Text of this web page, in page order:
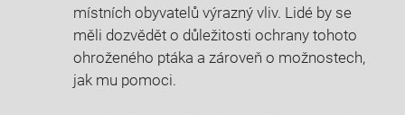
místních obyvatelů výrazný vliv. Lidé by se
měli dozvědět o důležitosti ochrany tohoto
ohroženého ptáka a zároveň o možnostech,
jak mu pomoci.